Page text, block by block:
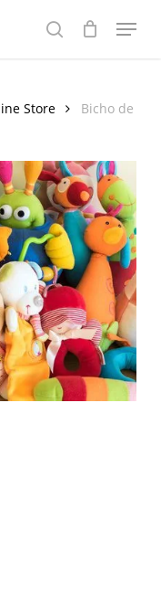
search
Menu
Store
Bicho de